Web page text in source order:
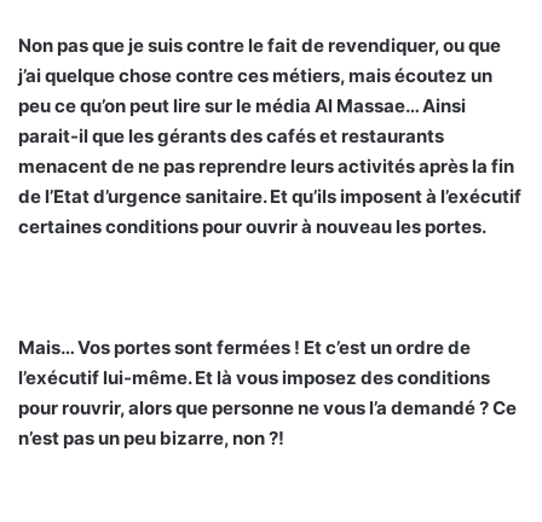
Non pas que je suis contre le fait de revendiquer, ou que
j’ai quelque chose contre ces métiers, mais écoutez un
peu ce qu’on peut lire sur le média Al Massae… Ainsi
parait-il que les gérants des cafés et restaurants
menacent de ne pas reprendre leurs activités après la fin
de l’Etat d’urgence sanitaire. Et qu’ils imposent à l’exécutif
certaines conditions pour ouvrir à nouveau les portes.
Mais… Vos portes sont fermées ! Et c’est un ordre de
l’exécutif lui-même. Et là vous imposez des conditions
pour rouvrir, alors que personne ne vous l’a demandé ? Ce
n’est pas un peu bizarre, non ?!